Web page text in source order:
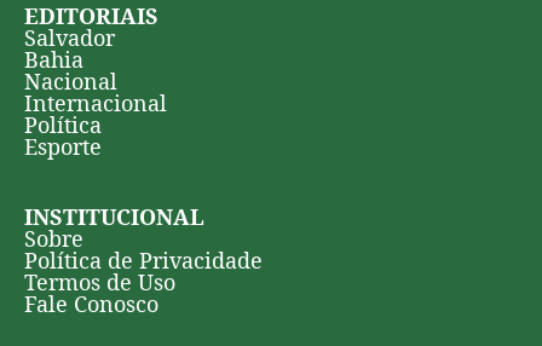
EDITORIAIS
Salvador
Bahia
Nacional
Internacional
Política
Esporte
INSTITUCIONAL
Sobre
Política de Privacidade
Termos de Uso
Fale Conosco